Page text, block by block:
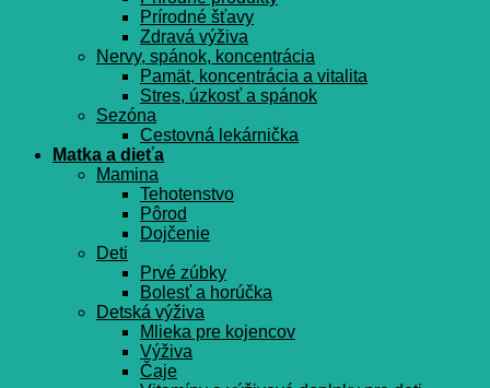
Prírodné šťavy
Zdravá výživa
Nervy, spánok, koncentrácia
Pamät, koncentrácia a vitalita
Stres, úzkosť a spánok
Sezóna
Cestovná lekárnička
Matka a dieťa
Mamina
Tehotenstvo
Pôrod
Dojčenie
Deti
Prvé zúbky
Bolesť a horúčka
Detská výživa
Mlieka pre kojencov
Výživa
Čaje